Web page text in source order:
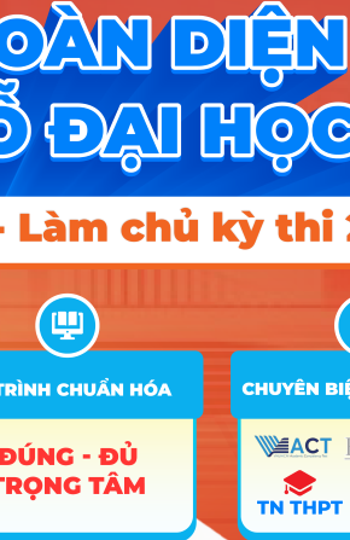
A00; A01; A03; A04; A05; A06;
A07; C01; C02; C03; C04; D01;
D07; D09; D10; X01; X05; X09;
X17; X21; X25
A00; A01; A03; A04; A05; A06;
A07; C01; C02; C03; C04; D01;
D07; D09; D10; X01; X05; X09;
X17; X21; X25
A00; A01; A03; A04; A05; A06;
A07; C01; C02; C03; C04; D01;
D07; D09; D10; X01; X05; X09;
X17; X21; X25
A00; A01; A03; A04; A05; A06;
A00; A01; A03; A04; A05; A06;
D07; D09; D10; X01; X05; X09;
A07; C01; C02; C03; C04; D01;
D07; D09; D10; X01; X05; X09;
X17; X21; X25